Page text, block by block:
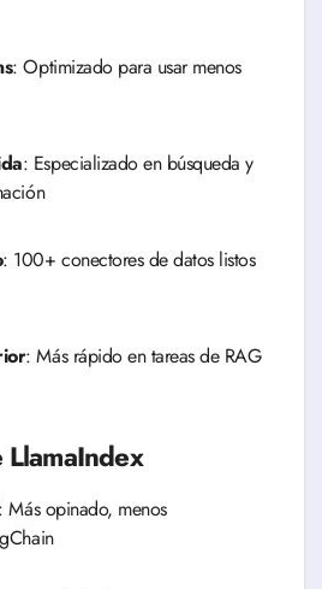
: Optimizado para usar menos
: Especializado en búsqueda y
: 100+ conectores de datos listos
: Más rápido en tareas de RAG
LlamaIndex
: Más opinado, menos